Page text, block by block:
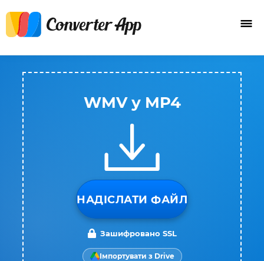
WMV у MP4
НАДІСЛАТИ ФАЙЛ
Зашифровано SSL
Імпортувати з Drive